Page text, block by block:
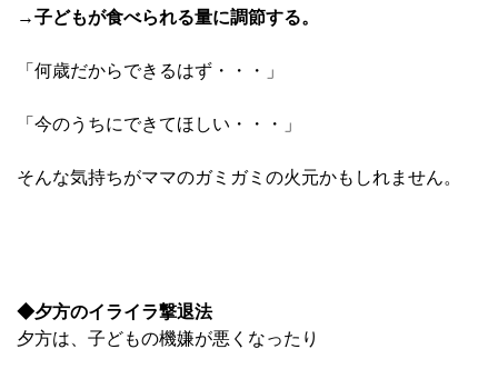
→子どもが食べられる量に調節する。
「何歳だからできるはず・・・」
「今のうちにできてほしい・・・」
そんな気持ちがママのガミガミの火元かもしれません。
◆夕方のイライラ撃退法
夕方は、子どもの機嫌が悪くなったり